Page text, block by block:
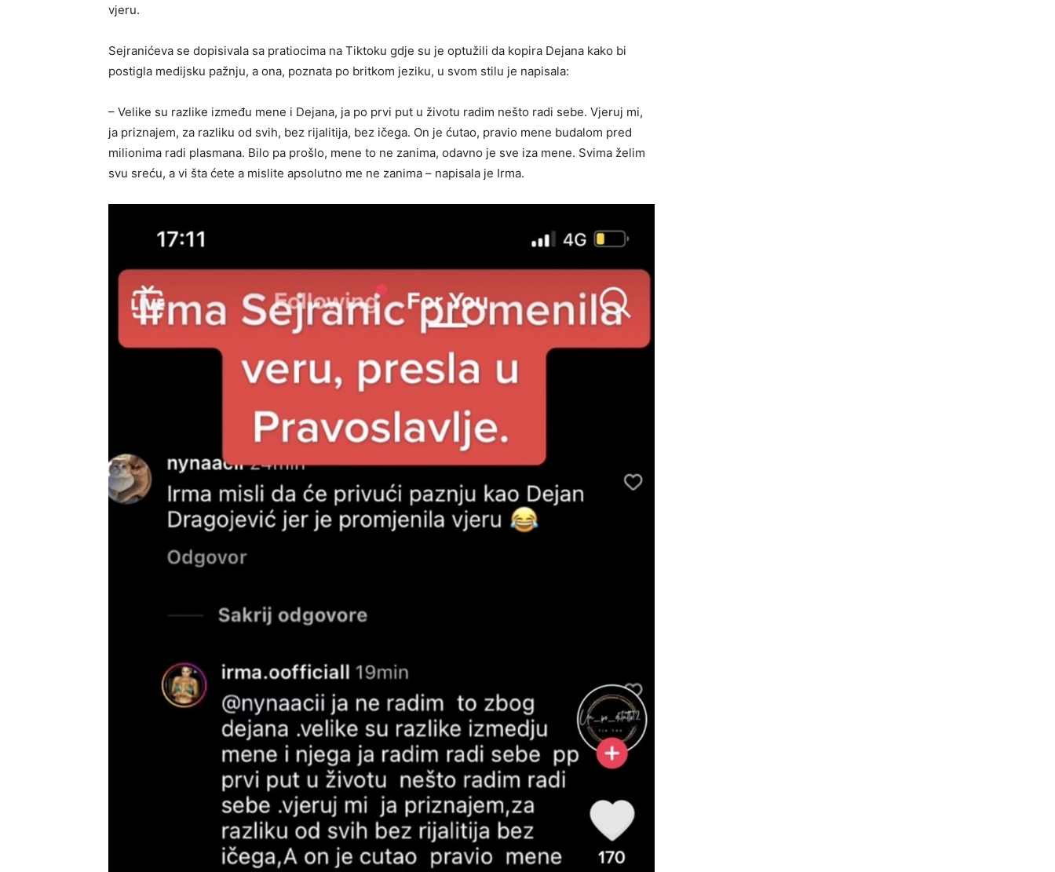
vjeru.
Sejranićeva se dopisivala sa pratiocima na Tiktoku gdje su je optužili da kopira Dejana kako bi
postigla medijsku pažnju, a ona, poznata po britkom jeziku, u svom stilu je napisala:
– Velike su razlike između mene i Dejana, ja po prvi put u životu radim nešto radi sebe. Vjeruj mi,
ja priznajem, za razliku od svih, bez rijalitija, bez ičega. On je ćutao, pravio mene budalom pred
milionima radi plasmana. Bilo pa prošlo, mene to ne zanima, odavno je sve iza mene. Svima želim
svu sreću, a vi šta ćete a mislite apsolutno me ne zanima – napisala je Irma.